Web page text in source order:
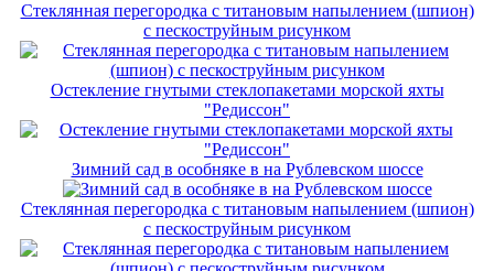
Стеклянная перегородка с титановым напылением (шпион)
с пескоструйным рисунком
Остекление гнутыми стеклопакетами морской яхты
"Редиссон"
Зимний сад в особняке в на Рублевском шоссе
Стеклянная перегородка с титановым напылением (шпион)
с пескоструйным рисунком